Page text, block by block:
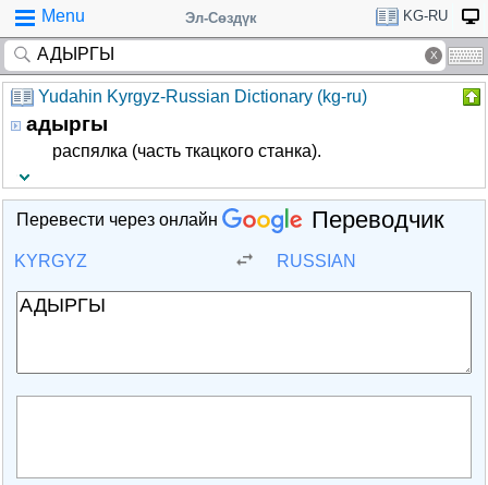
Menu Эл-Сөздүк KG-RU
Yudahin Kyrgyz-Russian Dictionary (kg-ru)
адыргы
распялка (часть ткацкого станка).
Перевести через онлайн Переводчик
KYRGYZ RUSSIAN